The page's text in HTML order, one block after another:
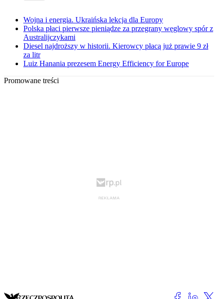
Wojna i energia. Ukraińska lekcja dla Europy
Polska płaci pierwsze pieniądze za przegrany węglowy spór z
Australijczykami
Diesel najdroższy w historii. Kierowcy płacą już prawie 9 zł
za litr
Luiz Hanania prezesem Energy Efficiency for Europe
Promowane treści